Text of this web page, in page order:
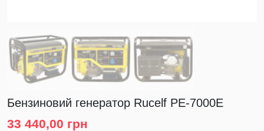
Бензиновий генератор Rucelf PE-7000Е
33 440,00 грн